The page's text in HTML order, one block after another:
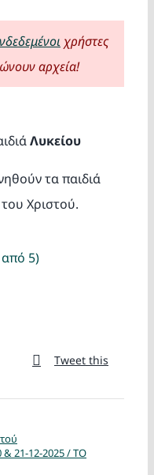
χρήστες
αρχεία!
Λυκείου
τα παιδιά
Χριστού.
από 5)
Tweet this
21-12-2025 / ΤΟ